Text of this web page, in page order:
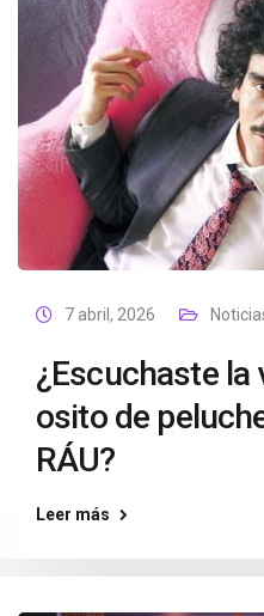
7 abril, 2026
¿Escuchaste la
osito de
RÁU?
Leer más